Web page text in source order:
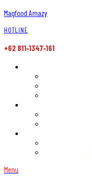
Magfood Amazy
HOTLINE
+62 811‑1347‑161
Menu